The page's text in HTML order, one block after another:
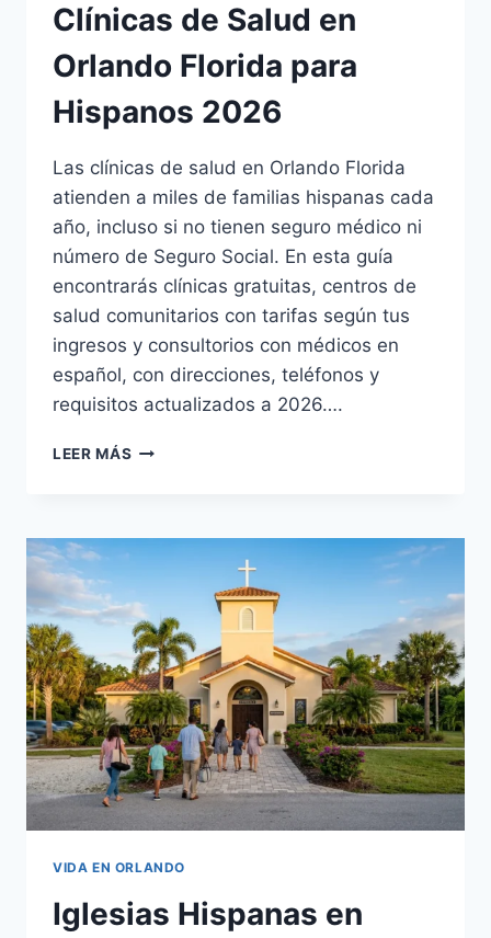
Clínicas de Salud en
Orlando Florida para
Hispanos 2026
Las clínicas de salud en Orlando Florida
atienden a miles de familias hispanas cada
año, incluso si no tienen seguro médico ni
número de Seguro Social. En esta guía
encontrarás clínicas gratuitas, centros de
salud comunitarios con tarifas según tus
ingresos y consultorios con médicos en
español, con direcciones, teléfonos y
requisitos actualizados a 2026….
LEER MÁS CLÍNICAS
ORLANDO
PARA
HISPANOS
2026
VIDA EN ORLANDO
Iglesias Hispanas en